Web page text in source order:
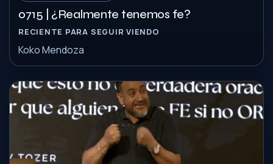
0715 | ¿Realmente tenemos fe?
RECIENTE PARA SEGUIR VIENDO
Koko Mendoza